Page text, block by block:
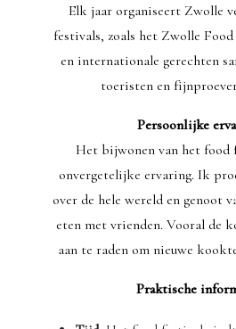
Elk jaar organiseert Zwolle
festivals, zoals het Zwolle
en internationale gerechten
toeristen en
Persoonlijke
Het bijwonen van het food
onvergetelijke ervaring. Ik
over de hele wereld en genoot
eten met vrienden. Vooral de
aan te raden om nieuwe
Praktische